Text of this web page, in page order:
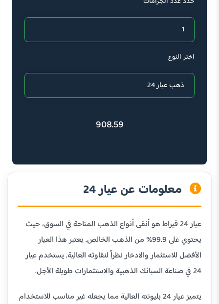
اختر النوع
908.59
معلومات عن عيار 24
عيار 24 قيراط هو أنقى أنواع الذهب المتاحة في السوق، حيث
يحتوي على 99.9% من الذهب الخالص. يعتبر هذا العيار
الأفضل للاستثمار والادخار نظراً لنقاوته العالية. يستخدم عيار
24 في صناعة السبائك الذهبية والاستثمارات طويلة الأجل.
يتميز عيار 24 بليونته العالية مما يجعله غير مناسب للاستخدام